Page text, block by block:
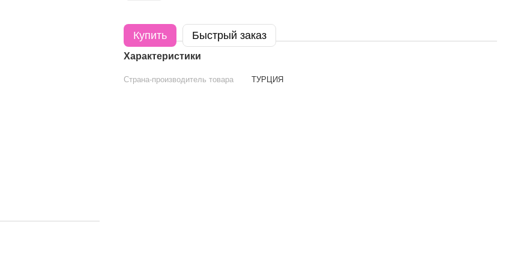
Купить Быстрый заказ
Характеристики
Страна-производитель товара ТУРЦИЯ